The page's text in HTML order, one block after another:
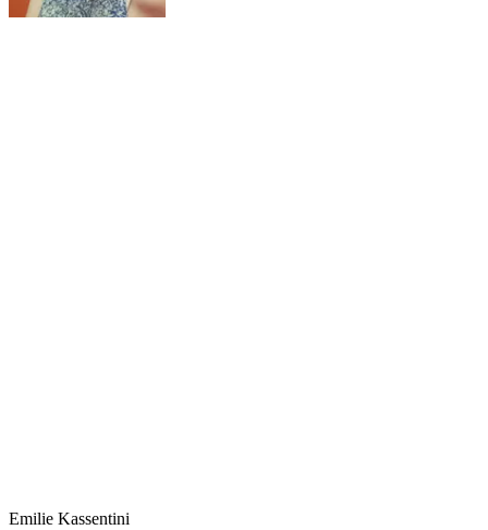
Emilie Kassentini